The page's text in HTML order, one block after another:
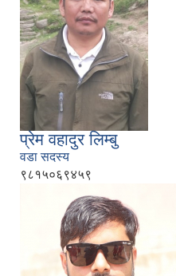
प्रेम वहादुर लिम्बु
वडा सदस्य
९८१५०६९४५९